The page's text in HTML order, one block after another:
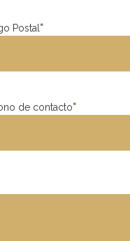
Postal *
de contacto*